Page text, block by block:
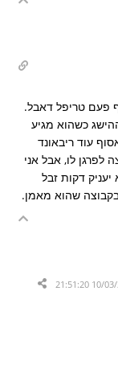
פעם טריפל דאבל.
כשהוא מגיע
עוד ריבאונד
לפרגן לו, אבל אני
דקות זבל
שהוא מאמן.